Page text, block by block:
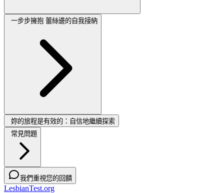
一步步擁抱 蕾絲邊的自我接納
妳的旅程是有效的：自信地繼續探索
常見問題
我們重視您的回饋
LesbianTest.org